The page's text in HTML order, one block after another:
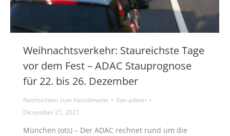
Weihnachtsverkehr: Staureichste Tage
vor dem Fest – ADAC Stauprognose
für 22. bis 26. Dezember
Nachrichten zum Heizölmarkt Vonadmin
Dezember 21, 2021
München (ots) – Der ADAC rechnet rund um die